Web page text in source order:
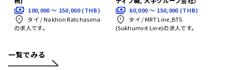
100,000 〜 150,000 (THB)
タイ /Nakhon Ratchasima
の求人です。
60,000 〜 150,000 (THB)
タイ /MRT Line,BTS
(Sukhumvit Line)の求人です。
一覧でみる